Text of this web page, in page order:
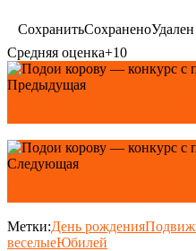
СохранитьСохраненоУдален
Средняя оценка+10
Предыдущая
Следующая
Метки:День рождения
веселыеЮбилей